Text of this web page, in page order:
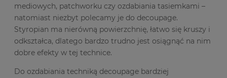
mediowych, patchworku czy ozdabiania tasiemkami –
natomiast niezbyt polecamy je do decoupage.
Styropian ma nierówną powierzchnię, łatwo się kruszy i
odkształca, dlatego bardzo trudno jest osiągnąć na nim
dobre efekty w tej technice.
Do ozdabiania techniką decoupage bardziej